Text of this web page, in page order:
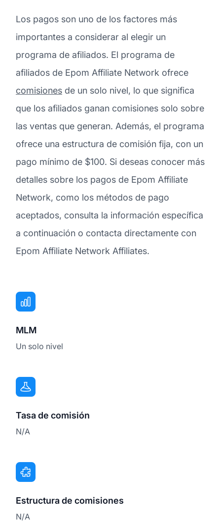
Los pagos son uno de los factores más
importantes a considerar al elegir un
programa de afiliados. El programa de
afiliados de Epom Affiliate Network ofrece
comisiones de un solo nivel, lo que significa
que los afiliados ganan comisiones solo sobre
las ventas que generan. Además, el programa
ofrece una estructura de comisión fija, con un
pago mínimo de $100. Si deseas conocer más
detalles sobre los pagos de Epom Affiliate
Network, como los métodos de pago
aceptados, consulta la información específica
a continuación o contacta directamente con
Epom Affiliate Network Affiliates.
MLM
Un solo nivel
Tasa de comisión
N/A
Estructura de comisiones
N/A